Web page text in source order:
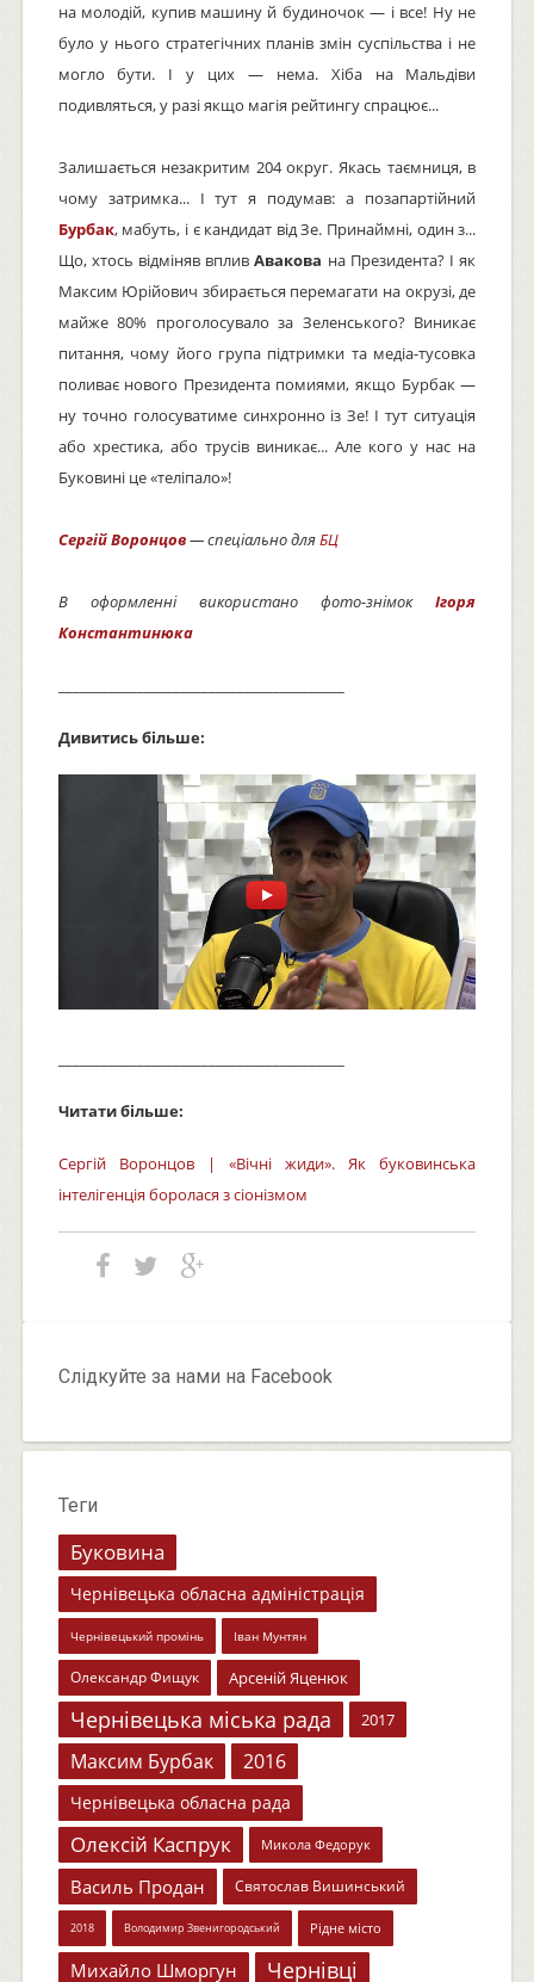
на молодій, купив машину й будиночок — і все! Ну не
було у нього стратегічних планів змін суспільства і не
могло бути. І у цих — нема. Хіба на Мальдіви
подивляться, у разі якщо магія рейтингу спрацює...
Залишається незакритим 204 округ. Якась таємниця, в
чому затримка... І тут я подумав: а позапартійний
Бурбак, мабуть, і є кандидат від Зе. Принаймні, один з...
Що, хтось відміняв впливАвакова на Президента? І як
Максим Юрійович збирається перемагати на окрузі, де
майже 80% проголосувало за Зеленського? Виникає
питання, чому його група підтримки та медіа-тусовка
поливає нового Президента помиями, якщо Бурбак —
ну точно голосуватиме синхронно із Зе! І тут ситуація
або хрестика, або трусів виникає... Але кого у нас на
Буковині це «теліпало»!
Сергій Воронцов— спеціально дляБЦ
В оформленні використано фото-знімокІгоря
Константинюка
Дивитись більше:
Читати більше:
Сергій Воронцов | «Вічні жиди». Як буковинська
інтелігенція боролася з сіонізмом
Слідкуйте за нами на Facebook
Теги
Буковина
Чернівецька обласна адміністрація
Чернівецький промінь Іван Мунтян
Олександр Фищук Арсеній Яценюк
Чернівецька міська рада 2017
Максим Бурбак 2016
Чернівецька обласна рада
Олексій Каспрук Микола Федорук
Василь Продан Святослав Вишинський
2018 Володимир Звенигородський Рідне місто
Михайло Шморгун Чернівці